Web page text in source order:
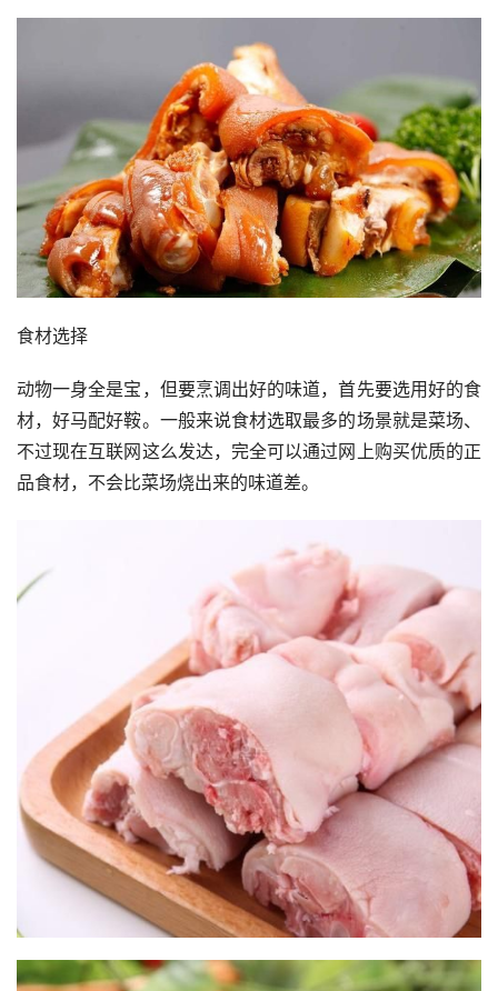
食材选择
动物一身全是宝，但要烹调出好的味道，首先要选用好的食
材，好马配好鞍。一般来说食材选取最多的场景就是菜场、
不过现在互联网这么发达，完全可以通过网上购买优质的正
品食材，不会比菜场烧出来的味道差。